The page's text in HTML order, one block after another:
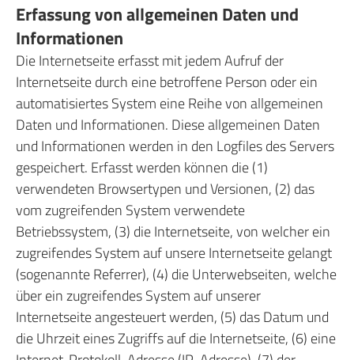
Erfassung von allgemeinen Daten und
Informationen
Die Internetseite erfasst mit jedem Aufruf der
Internetseite durch eine betroffene Person oder ein
automatisiertes System eine Reihe von allgemeinen
Daten und Informationen. Diese allgemeinen Daten
und Informationen werden in den Logfiles des Servers
gespeichert. Erfasst werden können die (1)
verwendeten Browsertypen und Versionen, (2) das
vom zugreifenden System verwendete
Betriebssystem, (3) die Internetseite, von welcher ein
zugreifendes System auf unsere Internetseite gelangt
(sogenannte Referrer), (4) die Unterwebseiten, welche
über ein zugreifendes System auf unserer
Internetseite angesteuert werden, (5) das Datum und
die Uhrzeit eines Zugriffs auf die Internetseite, (6) eine